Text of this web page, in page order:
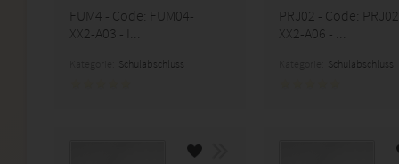
FUM4 - Code: FUM04-
XX2-A03 - I...
Schulabschluss
PRJ02 - Code:
XX2-A06 - ...
Schulabschluss